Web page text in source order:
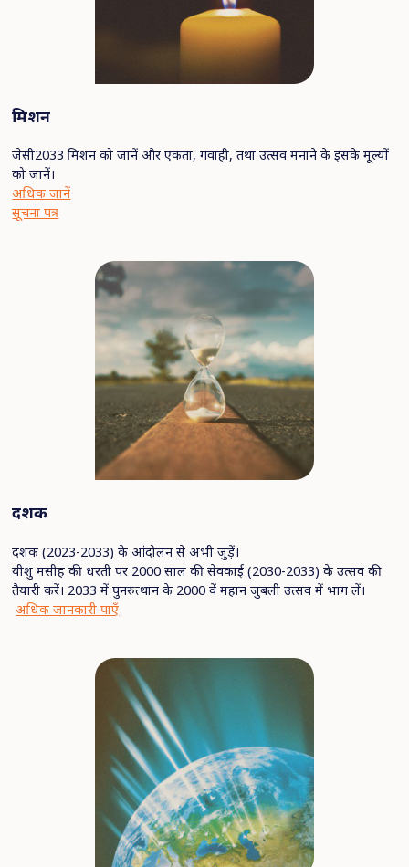
मिशन
जेसी2033 मिशन को जानें और एकता, गवाही, तथा उत्सव मनाने के इसके मूल्यों
को जानें।
अधिक जानें
सूचना पत्र
दशक
दशक (2023-2033) के आंदोलन से अभी जुड़ें।
यीशु मसीह की धरती पर 2000 साल की सेवकाई (2030-2033) के उत्सव की
तैयारी करें। 2033 में पुनरुत्थान के 2000 वें महान जुबली उत्सव में भाग लें।
अधिक जानकारी पाएँ